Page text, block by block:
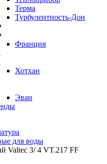
Терма
Турбулентность-Дон
Франция
Хотхан
Эван
для воды
Valtec 3/ 4 VT.217 FF